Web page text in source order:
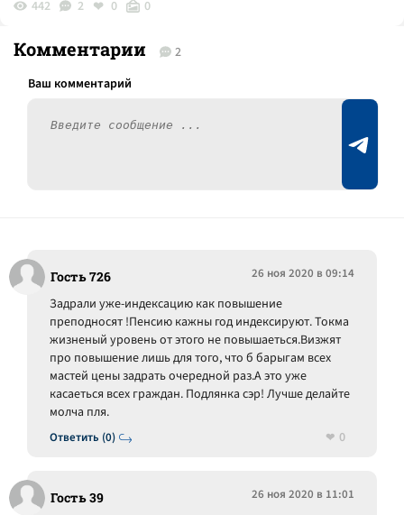
442 2 0 0
Комментарии 2
Гость 726 26 ноя 2020 в 09:14
Ответить (0)
Задрали уже-индексацию как повышение
преподносят !Пенсию кажны год индексируют. Токма
жизненый уровень от этого не повышаеться.Визжят
про повышение лишь для того, что б барыгам всех
мастей цены задрать очередной раз.А это уже
касаеться всех граждан. Подлянка сэр! Лучше делайте
молча пля.
0
Гость 39 26 ноя 2020 в 11:01